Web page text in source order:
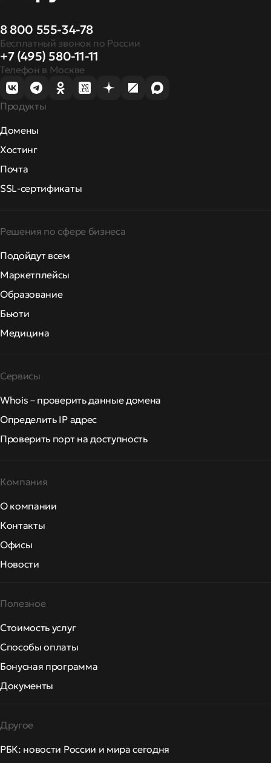
8 800 555-34-78
Бесплатный звонок по России
+7 (495) 580-11-11
Телефон в Москве
Продукты
Домены
Хостинг
Почта
SSL-сертификаты
Решения по сфере бизнеса
Подойдут всем
Маркетплейсы
Образование
Бьюти
Медицина
Сервисы
Whois – проверить данные домена
Определить IP адрес
Проверить порт на доступность
Компания
О компании
Контакты
Офисы
Новости
Полезное
Стоимость услуг
Способы оплаты
Бонусная программа
Документы
Другое
РБК: новости России и мира сегодня